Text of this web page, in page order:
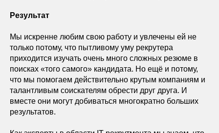
Результат
Мы искренне любим свою работу и увлечены ей не
только потому, что пытливому уму рекрутера
приходится изучать очень много сложных резюме в
поисках «того самого» кандидата. Но ещё и потому,
что мы помогаем действительно крутым компаниям и
талантливым соискателям обрести друг друга. И
вместе они могут добиваться многократно больших
результатов.